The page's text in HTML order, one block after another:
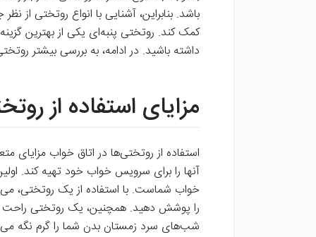
باشد. بنابراین، آشنایی با انواع روتختی
کمک کند. روتختی پنبه‌ای یکی از بهترین
داشته باشید. در ادامه، به بررسی بیشتر
مزایای استفاده از
استفاده از روتختی‌ها در اتاق خواب مزایای
آنها را برای سرویس خواب خود تهیه کند.
خواب شماست. با استفاده از یک روتختی،
را پوشش دهید. همچنین، یک روتختی راحت
شب‌های سرد زمستان بدن شما را گرم نگه